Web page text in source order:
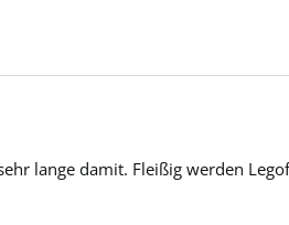
lange damit. Fleißig werden